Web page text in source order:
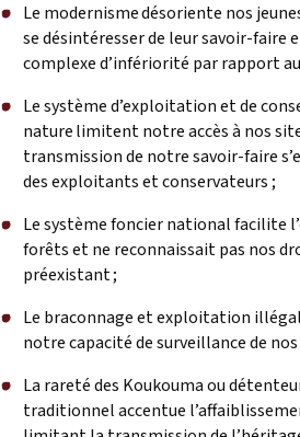
Le modernisme désoriente nos
se désintéresser de leur savoir-faire
complexe d’infériorité par rapport
Le système d’exploitation et de
nature limitent notre accès à nos
transmission de notre savoir-faire
des exploitants et conservateurs ;
Le système foncier national facilite
forêts et ne reconnaissait pas nos
préexistant ;
Le braconnage et exploitation
notre capacité de surveillance de
La rareté des Koukouma ou
traditionnel accentue